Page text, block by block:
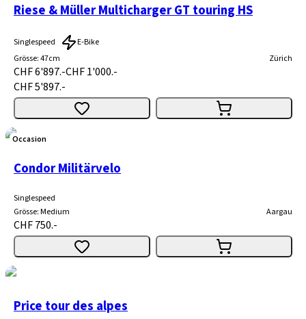
Riese & Müller Multicharger GT touring HS
Singlespeed
E-Bike
Grösse:47cm Zürich
CHF 6'897.-CHF 1'000.-
CHF 5'897.-
Occasion
Condor Militärvelo
Singlespeed
Grösse:Medium Aargau
CHF 750.-
Price tour des alpes